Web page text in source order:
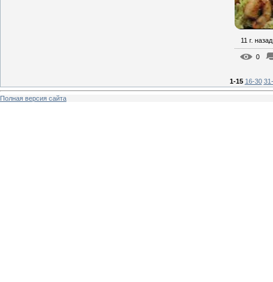
11 г. назад
0
1-15 16-30
Полная версия сайта